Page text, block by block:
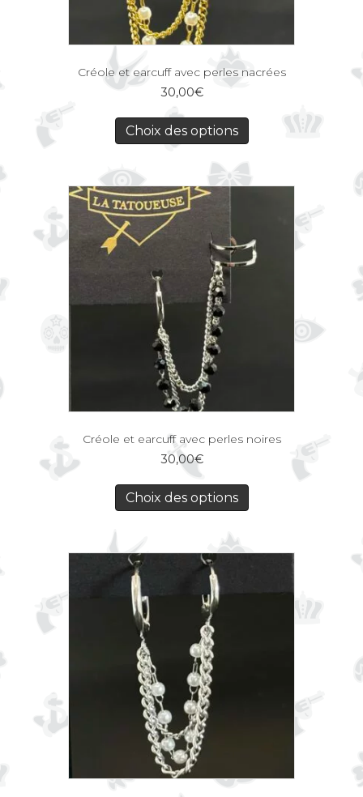
Créole et earcuff avec perles nacrées
30,00€
Choix des options
Créole et earcuff avec perles noires
30,00€
Choix des options